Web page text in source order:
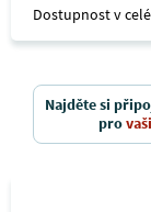
Dostupnost v
Najděte si
pro